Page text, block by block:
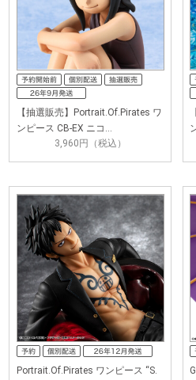
【抽選販売】Portrait.Of.Pirates ワ
ンピース CB-EX ニコ…
3,960円（税込）
Portrait.Of.Pirates ワンピース “S.